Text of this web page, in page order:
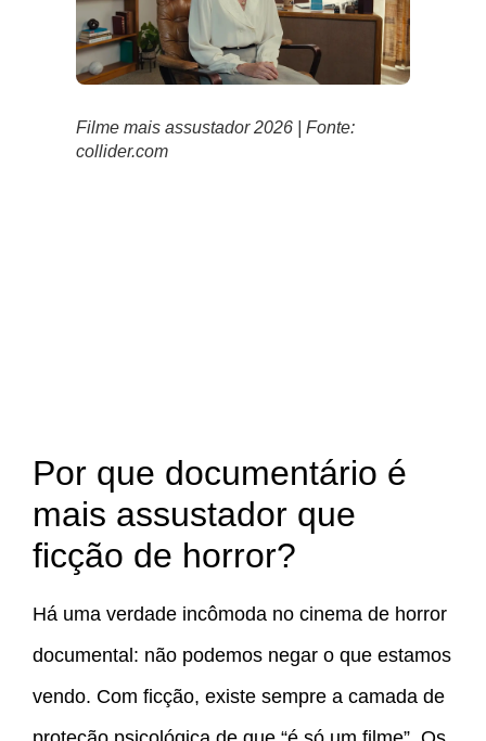
Filme mais assustador 2026 | Fonte:
collider.com
Por que documentário é
mais assustador que
ficção de horror?
Há uma verdade incômoda no cinema de horror
documental: não podemos negar o que estamos
vendo. Com ficção, existe sempre a camada de